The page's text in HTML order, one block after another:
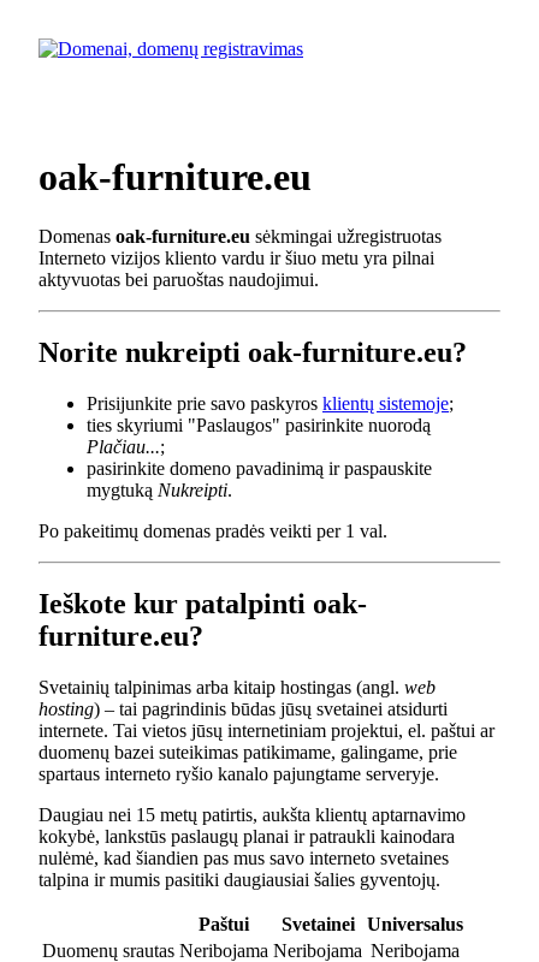
oak-furniture.eu
Domenas oak-furniture.eu sėkmingai užregistruotas
Interneto vizijos kliento vardu ir šiuo metu yra pilnai
aktyvuotas bei paruoštas naudojimui.
Norite nukreipti oak-furniture.eu?
Prisijunkite prie savo paskyros klientų sistemoje;
ties skyriumi "Paslaugos" pasirinkite nuorodą
Plačiau...;
pasirinkite domeno pavadinimą ir paspauskite
mygtuką Nukreipti.
Po pakeitimų domenas pradės veikti per 1 val.
Ieškote kur patalpinti oak-
furniture.eu?
Svetainių talpinimas arba kitaip hostingas (angl. web
hosting) – tai pagrindinis būdas jūsų svetainei atsidurti
internete. Tai vietos jūsų internetiniam projektui, el. paštui ar
duomenų bazei suteikimas patikimame, galingame, prie
spartaus interneto ryšio kanalo pajungtame serveryje.
Daugiau nei 15 metų patirtis, aukšta klientų aptarnavimo
kokybė, lankstūs paslaugų planai ir patraukli kainodara
nulėmė, kad šiandien pas mus savo interneto svetaines
talpina ir mumis pasitiki daugiausiai šalies gyventojų.
Paštui Svetainei
Universalus
Duomenų srautas Neribojama Neribojama Neribojama